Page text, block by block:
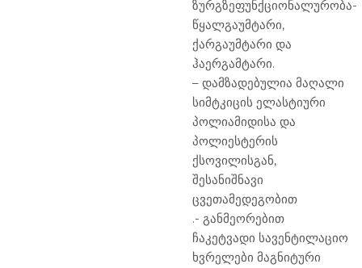
ზურგზეფუნქციონალურობა-
წყალგაუმტარი,
ქარგაუმტარი და
ჰაერგამტარი.
– დამზადებულია მაღალი
სიმტკიცის ელასტიური
პოლიამიდისა და
პოლიესტერის
ქსოვილისგან,
შესანიშნავი
ცვეთამედეგობით
.- განმეორებით
ჩაკეტვადი სავენტილაციო
ხვრელები მაგნიტური